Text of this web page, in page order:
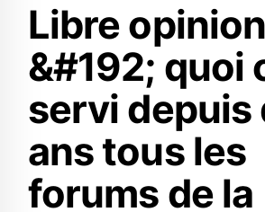
Libre
&#192; quoi
servi depuis
ans tous les
forums de la